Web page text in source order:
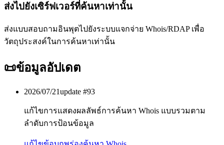
ส่งไปยังเซิร์ฟเวอร์ที่ค้นหาเท่านั้น
ส่งแบบสอบถามอินพุตไปยังระบบแจกจ่าย Whois/RDAP เพื่อ
วัตถุประสงค์ในการค้นหาเท่านั้น
📜ข้อมูลอัปเดต
2026/07/21update #93
แก้ไขการแสดงผลลัพธ์การค้นหา Whois แบบรวมตาม
ลำดับการป้อนข้อมูล